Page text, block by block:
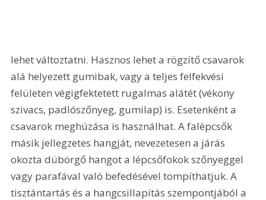
lehet változtatni. Hasznos lehet a rögzítő csavarok
alá helyezett gumibak, vagy a teljes felfekvési
felületen végigfektetett rugalmas alátét (vékony
szivacs, padlószőnyeg, gumilap) is. Esetenként a
csavarok meghúzása is használhat. A falépcsők
másik jellegzetes hangját, nevezetesen a járás
okozta dübörgő hangot a lépcsőfokok szőnyeggel
vagy parafával való befedésével tompíthatjuk. A
tisztántartás és a hangcsillapítás szempontjából a